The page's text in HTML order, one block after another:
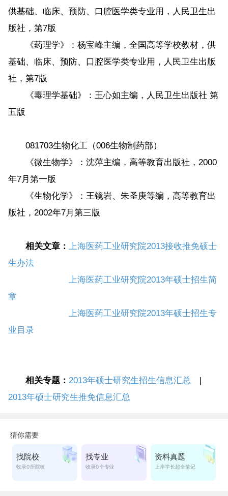
供基础、临床、预防、口腔医学类专业用，人民卫生出
版社，第7版
《药理学》：杨宝峰主编，全国高等学校教材，供
基础、临床、预防、口腔医学类专业用，人民卫生出版
社，第7版
《毒理学基础》：王心如主编，人民卫生出版社 第
五版
081703生物化工（006生物制药部）
《微生物学》：沈萍主编，高等教育出版社，2000
年7月第一版
《生物化学》：王镜岩、朱圣庚等编，高等教育出
版社，2002年7月第三版
相关文章： 上海医药工业研究院2013接收推免硕士
生办法
上海医药工业研究院2013年硕士招生简
章
上海医药工业研究院2013年硕士招生专
业目录
相关专题： 2013年硕士研究生招生信息汇总 |
2013年硕士研究生推免信息汇总